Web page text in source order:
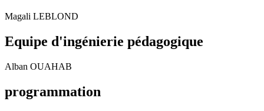
Magali LEBLOND
Equipe d'ingénierie pédagogique
Alban OUAHAB
programmation